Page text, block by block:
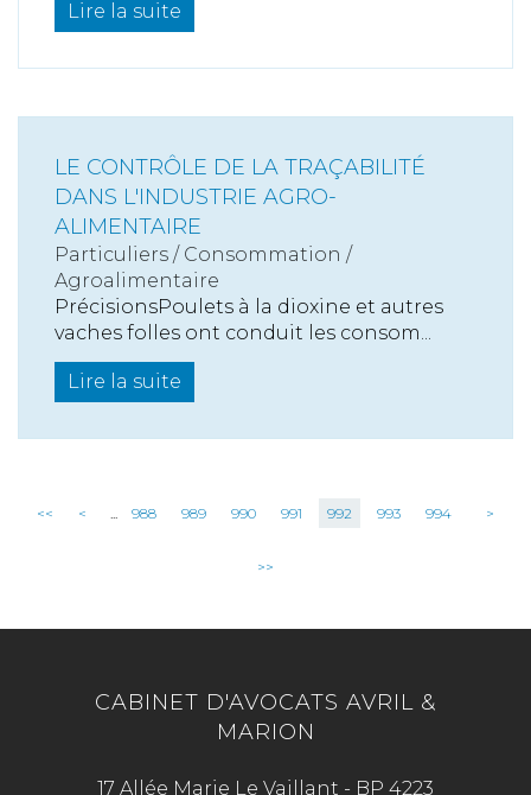
Lire la suite
LE CONTRÔLE DE LA TRAÇABILITÉ
DANS L'INDUSTRIE AGRO-
ALIMENTAIRE
Particuliers / Consommation /
Agroalimentaire
PrécisionsPoulets à la dioxine et autres
vaches folles ont conduit les consom...
Lire la suite
<< < ... 988 989 990 991 992 993 994 >
>>
CABINET D'AVOCATS AVRIL &
MARION
17 Allée Marie Le Vaillant - BP 4223